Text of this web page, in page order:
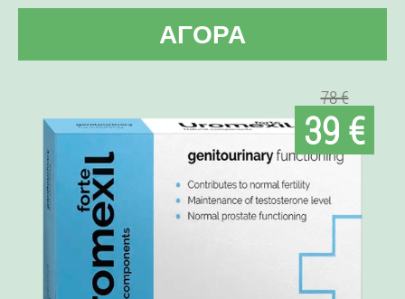
ΑΓΟΡΆ
78 €
39 €